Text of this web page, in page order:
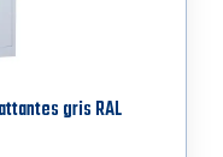
gris RAL